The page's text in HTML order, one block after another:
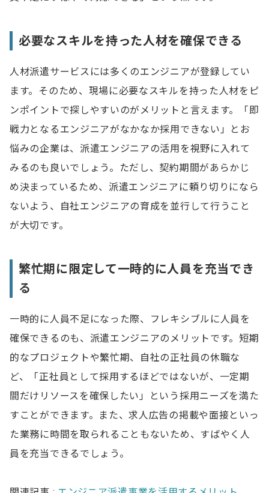
必要なスキルを持った人材を確保できる
人材派遣サービスには多くのエンジニアが登録してい
ます。そのため、現場に必要なスキルを持った人材をピ
ンポイントで探しやすいのがメリットと言えます。「即
戦力となるエンジニアがなかなか採用できない」とお
悩みの企業は、派遣エンジニアの活用を視野に入れて
みるのも良いでしょう。ただし、契約期間があらかじ
め決まっているため、派遣エンジニアに頼り切りになら
ないよう、自社エンジニアの育成を並行して行うこと
が大切です。
繁忙期に限定して一時的に人員を充当でき
る
一時的に人員不足になった際、フレキシブルに人員を
確保できるのも、派遣エンジニアのメリットです。短期
的なプロジェクトや繁忙期、自社の正社員の休職な
ど、「正社員として採用するほどではないが、一定期
間だけリソースを確保したい」という採用ニーズを満た
すことができます。また、求人広告の掲載や面接といっ
た業務に時間を取られることもないため、すばやく人
員を充当できるでしょう。